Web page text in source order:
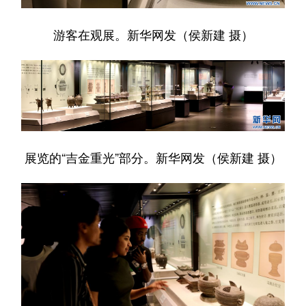
游客在观展。新华网发（侯新建 摄）
展览的“吉金重光‌”部分。新华网发（侯新建 摄）